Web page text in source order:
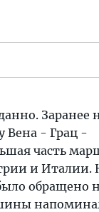
Заранее
Вена - Грац -
часть
и Италии.
обращено